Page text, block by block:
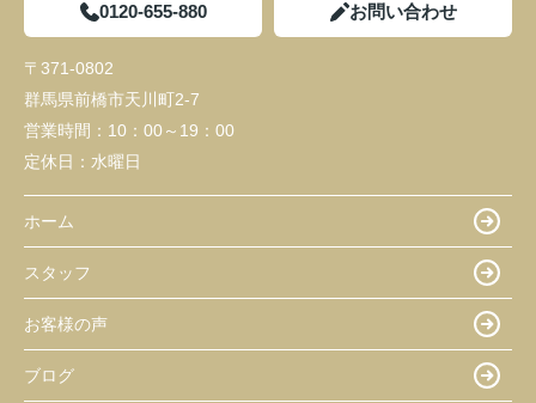
0120-655-880 お問い合わせ
〒371-0802
群馬県前橋市天川町2-7
営業時間： 10：00～19：00
定休日： 水曜日
ホーム
スタッフ
お客様の声
ブログ